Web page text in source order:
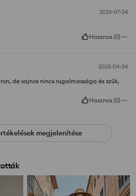
2026-07-24
Hasznos (0)
2025-04-24
de sajnos nincs rugalmassága és szűk,
Hasznos (0)
megjelenítése